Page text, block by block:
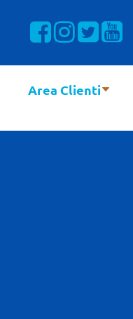
Visualizza la
Visualizza
Area Clienti